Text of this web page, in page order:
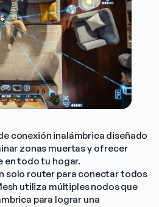
conexión inalámbrica diseñado
zonas muertas y ofrecer
en todo tu hogar.
solo router para conectar todos
utiliza múltiples nodos que
para lograr una